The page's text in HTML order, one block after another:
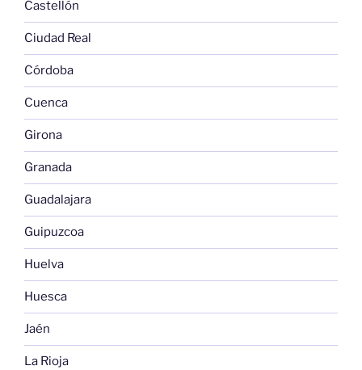
Castellón
Ciudad Real
Córdoba
Cuenca
Girona
Granada
Guadalajara
Guipuzcoa
Huelva
Huesca
Jaén
La Rioja